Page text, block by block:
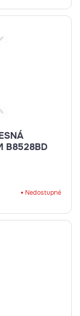
B8528BD
Nedostupné